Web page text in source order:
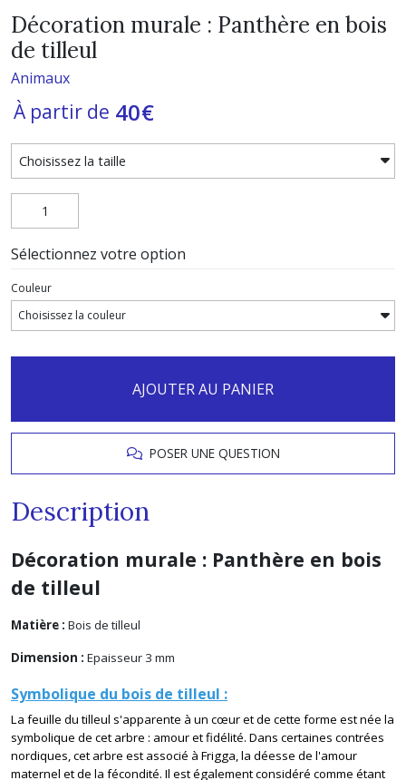
Décoration murale : Panthère en bois
de tilleul
Animaux
À partir de 40€
Sélectionnez votre option
Couleur
AJOUTER AU PANIER
POSER UNE QUESTION
Description
Décoration murale : Panthère en bois
de tilleul
Matière : Bois de tilleul
Dimension : Epaisseur 3 mm
Symbolique du bois de tilleul :
La feuille du tilleul s'apparente à un cœur et de cette forme est née la
symbolique de cet arbre : amour et fidélité. Dans certaines contrées
nordiques, cet arbre est associé à Frigga, la déesse de l'amour
maternel et de la fécondité. Il est également considéré comme étant